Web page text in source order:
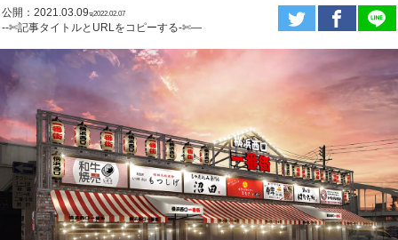
公開：2021.03.09ಇ2022.02.07
--✄記事タイトルとURLをコピーする-✄—